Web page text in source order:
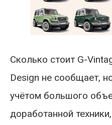
Сколько стоит G-
Design не сообщает,
учётом большого
доработанной